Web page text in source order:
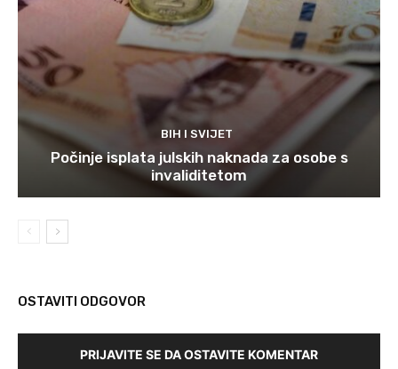
BIH I SVIJET
Počinje isplata julskih naknada za osobe s
invaliditetom
OSTAVITI ODGOVOR
PRIJAVITE SE DA OSTAVITE KOMENTAR